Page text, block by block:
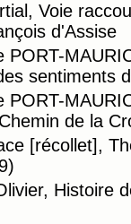
Voie
d'Assise
PORT-
sentiments
PORT-
de la
[récollet],
Histoire